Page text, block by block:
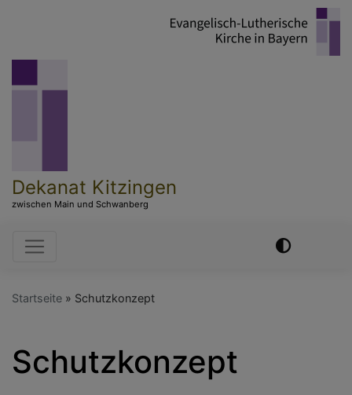
Dekanat Kitzingen
zwischen Main und Schwanberg
Hauptnavigation
Startseite Schutzkonzept
Schutzkonzept